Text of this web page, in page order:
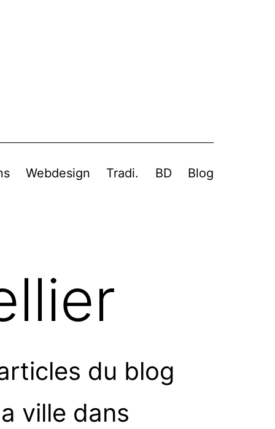
Webdesign Tradi. BD Blog
du blog
ville dans